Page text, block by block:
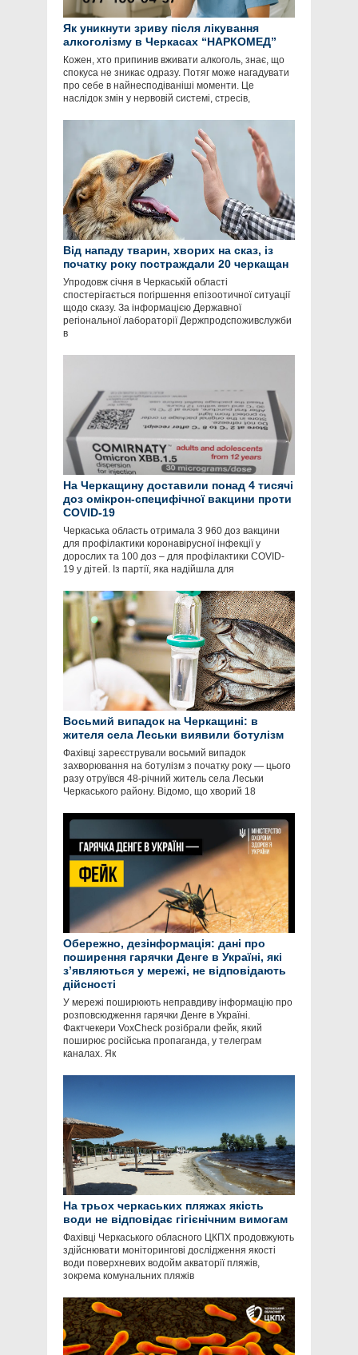
Як уникнути зриву після лікування
алкоголізму в Черкасах “НАРКОМЕД”
Кожен, хто припинив вживати алкоголь, знає, що
спокуса не зникає одразу. Потяг може нагадувати
про себе в найнесподіваніші моменти. Це
наслідок змін у нервовій системі, стресів,
Від нападу тварин, хворих на сказ, із
початку року постраждали 20 черкащан
Упродовж січня в Черкаській області
спостерігається погіршення епізоотичної ситуації
щодо сказу. За інформацією Державної
регіональної лабораторії Держпродспоживслужби
в
На Черкащину доставили понад 4 тисячі
доз омікрон-специфічної вакцини проти
COVID-19
Черкаська область отримала 3 960 доз вакцини
для профілактики коронавірусної інфекції у
дорослих та 100 доз – для профілактики COVID-
19 у дітей. Із партії, яка надійшла для
Восьмий випадок на Черкащині: в
жителя села Леськи виявили ботулізм
Фахівці зареєстрували восьмий випадок
захворювання на ботулізм з початку року — цього
разу отруївся 48-річний житель села Леськи
Черкаського району. Відомо, що хворий 18
Обережно, дезінформація: дані про
поширення гарячки Денге в Україні, які
зʼявляються у мережі, не відповідають
дійсності
У мережі поширюють неправдиву інформацію про
розповсюдження гарячки Денге в Україні.
Фактчекери VoxCheck розібрали фейк, який
поширює російська пропаганда, у телеграм
каналах. Як
На трьох черкаських пляжах якість
води не відповідає гігієнічним вимогам
Фахівці Черкаського обласного ЦКПХ продовжують
здійснювати моніторингові дослідження якості
води поверхневих водойм акваторії пляжів,
зокрема комунальних пляжів